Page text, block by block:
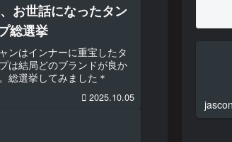
お世話になったタン
総選挙
ンはインナーに重宝したタ
は結局どのブランドが良か
総選挙してみました＊
2025.10.05